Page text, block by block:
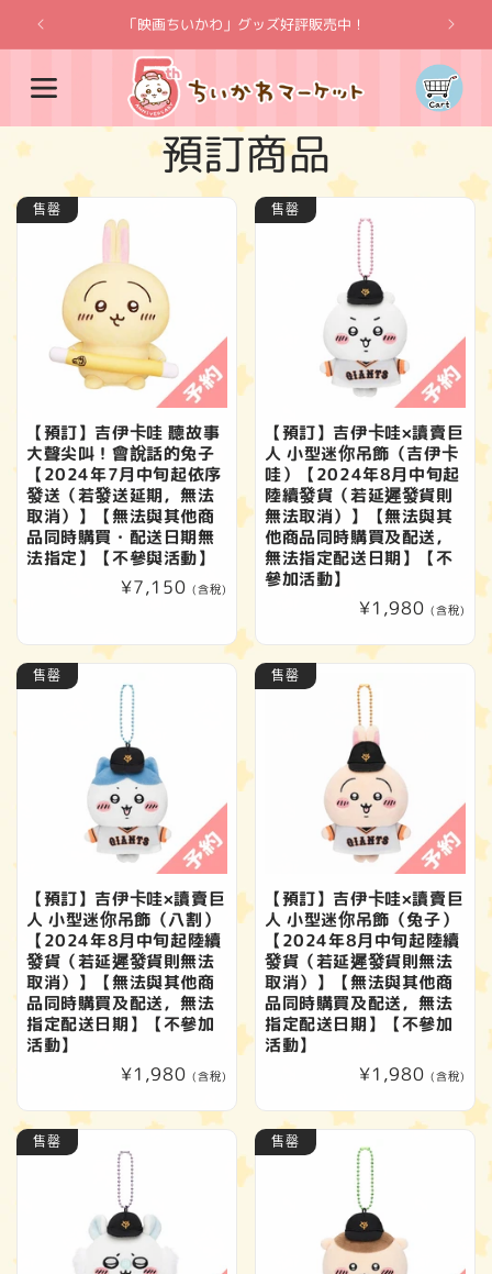
跳至內
容
「映画ちいかわ」グッズ好評販売中！ 「吉伊
購
物
車
商
品
列
:
預訂商品
售罄
【預訂】吉伊卡哇 聽故事
大聲尖叫！會說話的兔子
【2024年7月中旬起依序
發送（若發送延期，無法
取消）】【無法與其他商
品同時購買・配送日期無
法指定】【不參與活動】
定
¥7,150 (含稅)
售罄
【預訂】吉伊卡哇×讀賣巨
人 小型迷你吊飾（吉伊卡
哇）【2024年8月中旬起
陸續發貨（若延遲發貨則
無法取消）】【無法與其
他商品同時購買及配送，
無法指定配送日期】【不
參加活動】
定
¥1,980 (含稅)
售罄
【預訂】吉伊卡哇×讀賣巨
人 小型迷你吊飾（八割）
【2024年8月中旬起陸續
發貨（若延遲發貨則無法
取消）】【無法與其他商
品同時購買及配送，無法
指定配送日期】【不參加
活動】
定
¥1,980 (含稅)
售罄
【預訂】吉伊卡哇×讀賣巨
人 小型迷你吊飾（兔子）
【2024年8月中旬起陸續
發貨（若延遲發貨則無法
取消）】【無法與其他商
品同時購買及配送，無法
指定配送日期】【不參加
活動】
定
¥1,980 (含稅)
售罄 售罄